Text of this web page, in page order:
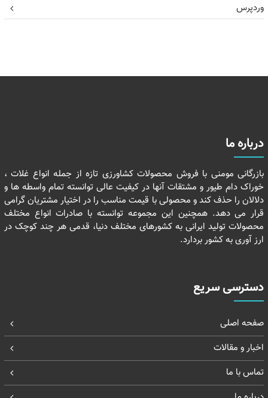
وردپرس
درباره ما
بازرگانی مومنی با فروش محصولات کشاورزی تازه از جمله انواع غلات ،
خوراک دام طیور و مشتقات آنها در کیفیت عالی توانسته تمام واسطه ها و
دلالان را حذف کند و محصولی با قیمت مناسب را در اختیار مشتریان گرامی
قرار می دهد. همچنین این مجموعه توانسته با صادرات انواع مختلف
محصولات تولید ایرانی به کشورهای مختلف دنیا، قدمی هر چند کوچک در
ارز آوری به کشور بردارد.
دسترسی سریع
صفحه اصلی
اخبار و مقالات
تماس با ما